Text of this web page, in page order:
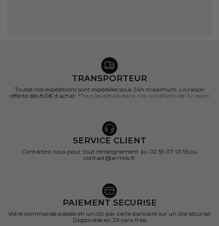
TRANSPORTEUR
Toutes nos expéditions sont expédiées sous 24h maximum. Livraison
offerte dès 80€ d’achat. *Tous les détails dans nos conditions de livraison
SERVICE CLIENT
Contactez nous pour tout renseignement au 02 55 07 01 55 ou
contact@armos.fr
PAIEMENT SECURISE
Votre commande passée en un clic par carte bancaire sur un site sécurisé.
Disponible en 3X sans frais